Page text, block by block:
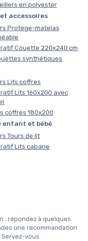
en polyester
accessoires
Protège-matelas
Couette 220x240 cm
synthétiques
Lits coffres
Lits 160x200 avec
coffres 180x200
enfant et bébé
Tours de lit
Lits cabane
: répondez à quelques
une recommandation
vous.